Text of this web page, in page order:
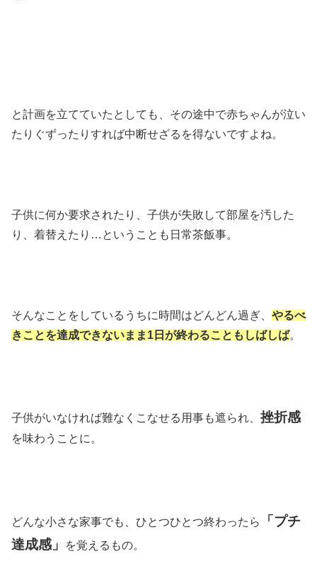
と計画を立てていたとしても、その途中で赤ちゃんが泣い
たりぐずったりすれば中断せざるを得ないですよね。
子供に何か要求されたり、子供が失敗して部屋を汚した
り、着替えたり…ということも日常茶飯事。
そんなことをしているうちに時間はどんどん過ぎ、 やるべ
きことを達成できないまま1日が終わることもしばしば。
子供がいなければ難なくこなせる用事も遮られ、 挫折感
を味わうことに。
どんな小さな家事でも、ひとつひとつ終わったら
「プチ
達成感」
を覚えるもの。